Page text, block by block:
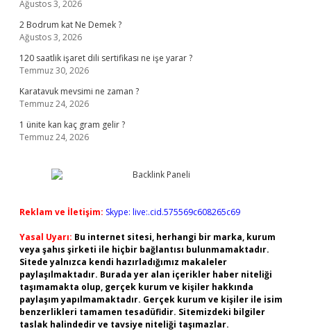
Ağustos 3, 2026
2 Bodrum kat Ne Demek ?
Ağustos 3, 2026
120 saatlik işaret dili sertifikası ne işe yarar ?
Temmuz 30, 2026
Karatavuk mevsimi ne zaman ?
Temmuz 24, 2026
1 ünite kan kaç gram gelir ?
Temmuz 24, 2026
Reklam ve İletişim: Skype: live:.cid.575569c608265c69
Yasal Uyarı: Bu internet sitesi, herhangi bir marka, kurum
veya şahıs şirketi ile hiçbir bağlantısı bulunmamaktadır.
Sitede yalnızca kendi hazırladığımız makaleler
paylaşılmaktadır. Burada yer alan içerikler haber niteliği
taşımamakta olup, gerçek kurum ve kişiler hakkında
paylaşım yapılmamaktadır. Gerçek kurum ve kişiler ile isim
benzerlikleri tamamen tesadüfidir. Sitemizdeki bilgiler
taslak halindedir ve tavsiye niteliği taşımazlar.